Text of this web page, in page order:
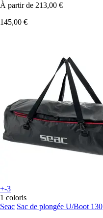
À partir de 213,00 €
145,00 €
+-3
1 coloris
Seac Sac de plongée U/Boot 130